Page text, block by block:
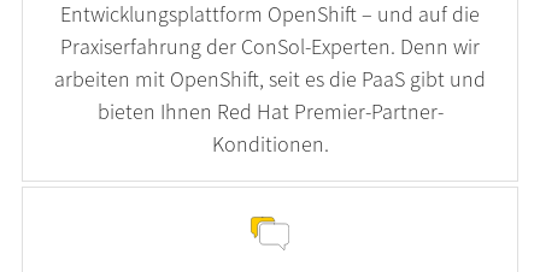
Entwicklungsplattform OpenShift – und auf die
Praxiserfahrung der ConSol-Experten. Denn wir
arbeiten mit OpenShift, seit es die PaaS gibt und
bieten Ihnen Red Hat Premier-Partner-
Konditionen.